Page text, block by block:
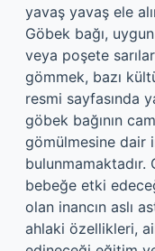
yavaş yavaş ele
Göbek bağı,
veya poşete
gömmek, bazı
resmi sayfasında
göbek bağının
gömülmesine dair
bulunmamaktadır.
bebeğe etki
olan inancın aslı
ahlaki özellikleri,